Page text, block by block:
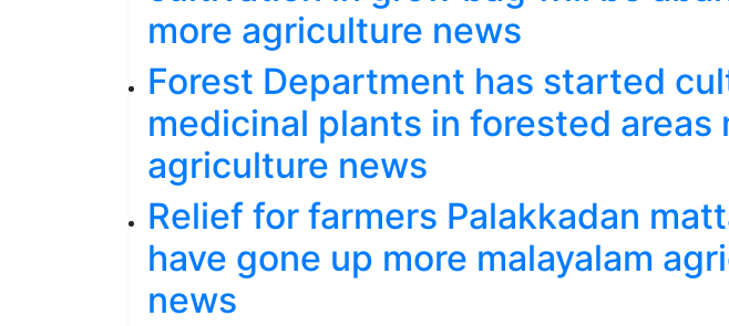
more agriculture news
Forest Department has started
medicinal plants in forested areas
agriculture news
Relief for farmers Palakkadan
have gone up more malayalam
news